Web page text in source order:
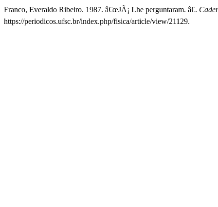
Franco, Everaldo Ribeiro. 1987. â€œJÃ¡ Lhe perguntaram. â€.
https://periodicos.ufsc.br/index.php/fisica/article/view/21129.